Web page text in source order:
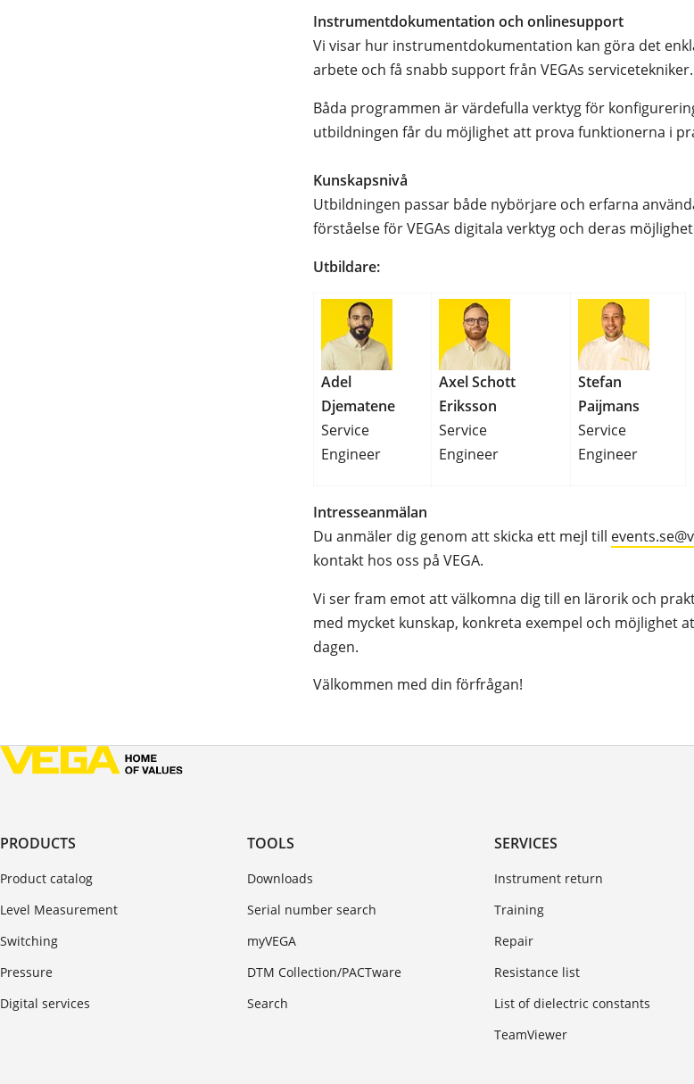
Instrumentdokumentation och onlinesupport
Vi visar hur instrumentdokumentation kan göra det
arbete och få snabb support från VEGAs servicetekniker.
Båda programmen är värdefulla verktyg för
utbildningen får du möjlighet att prova funktionerna i
Kunskapsnivå
Utbildningen passar både nybörjare och erfarna
förståelse för VEGAs digitala verktyg och deras
Utbildare:
Adel
Djematene
Service
Engineer
Axel Schott
Eriksson
Service
Engineer
Stefan
Paijmans
Service
Engineer
Intresseanmälan
Du anmäler dig genom att skicka ett mejl till
kontakt hos oss på VEGA.
Vi ser fram emot att välkomna dig till en lärorik och
med mycket kunskap, konkreta exempel och möjlighet
dagen.
Välkommen med din förfrågan!
PRODUCTS
Product catalog
Level Measurement
Switching
Pressure
Digital services
TOOLS
Downloads
Serial number search
myVEGA
DTM Collection/PACTware
Search
SERVICES
Instrument return
Training
Repair
Resistance list
List of dielectric constants
TeamViewer